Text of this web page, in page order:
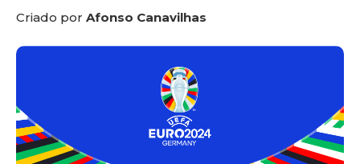
Criado por Afonso Canavilhas